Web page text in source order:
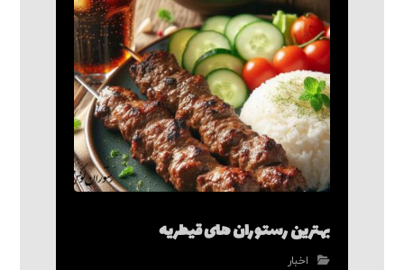
بهترین رستوران های قیطریه
اخبار